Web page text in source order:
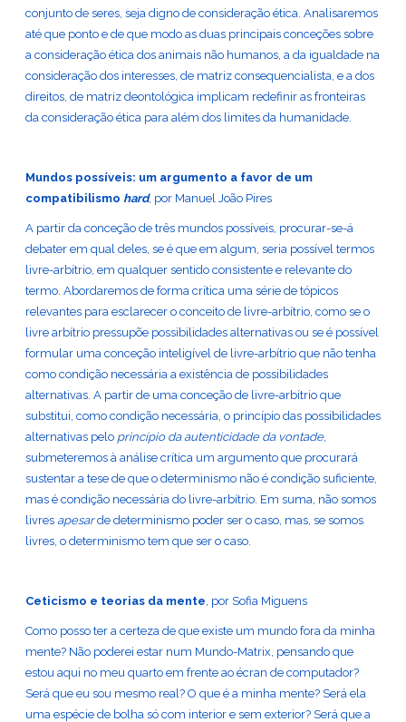
conjunto de seres, seja digno de consideração ética. Analisaremos
até que ponto e de que modo as duas principais conceções sobre
a consideração ética dos animais não humanos, a da igualdade na
consideração dos interesses, de matriz consequencialista, e a dos
direitos, de matriz deontológica implicam redefinir as fronteiras
da consideração ética para além dos limites da humanidade.
Mundos possíveis: um argumento a favor de um
compatibilismo hard, por Manuel João Pires
A partir da conceção de três mundos possíveis, procurar-se-á
debater em qual deles, se é que em algum, seria possível termos
livre-arbítrio, em qualquer sentido consistente e relevante do
termo. Abordaremos de forma crítica uma série de tópicos
relevantes para esclarecer o conceito de livre-arbítrio, como se o
livre arbítrio pressupõe possibilidades alternativas ou se é possível
formular uma conceção inteligível de livre-arbítrio que não tenha
como condição necessária a existência de possibilidades
alternativas. A partir de uma conceção de livre-arbítrio que
substitui, como condição necessária, o princípio das possibilidades
alternativas pelo princípio da autenticidade da vontade,
submeteremos à análise crítica um argumento que procurará
sustentar a tese de que o determinismo não é condição suficiente,
mas é condição necessária do livre-arbítrio. Em suma, não somos
livres apesarde determinismo poder ser o caso, mas, se somos
livres, o determinismo tem que ser o caso.
Ceticismo e teorias da mente, por Sofia Miguens
Como posso ter a certeza de que existe um mundo fora da minha
mente? Não poderei estar num Mundo-Matrix, pensando que
estou aqui no meu quarto em frente ao écran de computador?
Será que eu sou mesmo real? O que é a minha mente? Será ela
uma espécie de bolha só com interior e sem exterior? Será que a